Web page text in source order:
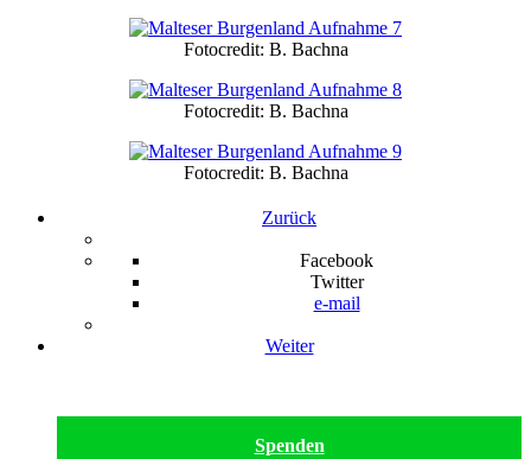
Fotocredit: B. Bachna
Fotocredit: B. Bachna
Fotocredit: B. Bachna
Zurück
Facebook
Twitter
e-mail
Weiter
Spenden